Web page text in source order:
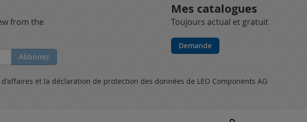
from the
Abbonez
Mes catalogues
Toujours actual et gratuit
Demande
d'affaires et la déclaration de protection des données de LEO Components AG